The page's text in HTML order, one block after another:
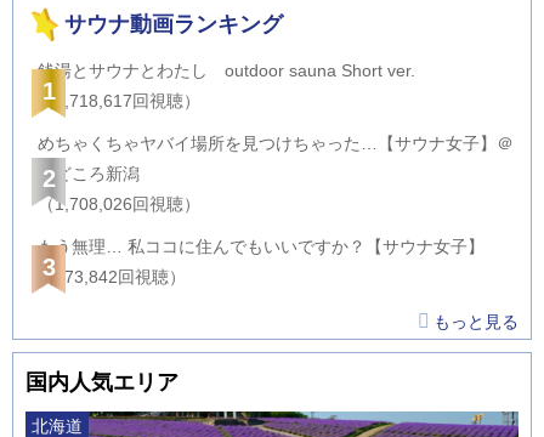
サウナ動画ランキング
1
銭湯とサウナとわたし outdoor sauna Short ver.
（2,718,617回視聴）
2
めちゃくちゃヤバイ場所を見つけちゃった…【サウナ女子】＠
サどころ新潟
（1,708,026回視聴）
3
もう無理… 私ココに住んでもいいですか？【サウナ女子】
（873,842回視聴）
もっと見る
国内人気エリア
北海道